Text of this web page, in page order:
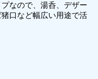
なので、湯呑、デザー
猪口など幅広い用途で活